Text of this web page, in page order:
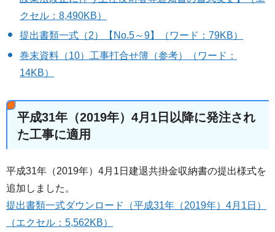
クセル：8,490KB）
提出書類一式（2）【No.5～9】（ワード：79KB）
巻末資料（10）工事打合せ簿（参考）（ワード：
14KB）
平成31年（2019年）4月1日以降に発注され
た工事に適用
平成31年（2019年）4月1日建退共掛金収納書の提出様式を
追加しました。
提出書類一式ダウンロード（平成31年（2019年）4月1日）
（エクセル：5,562KB）